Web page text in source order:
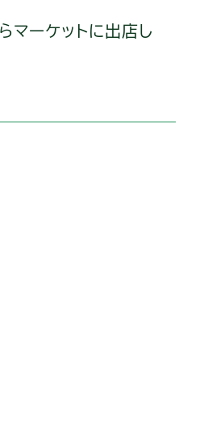
マーケットに出店し